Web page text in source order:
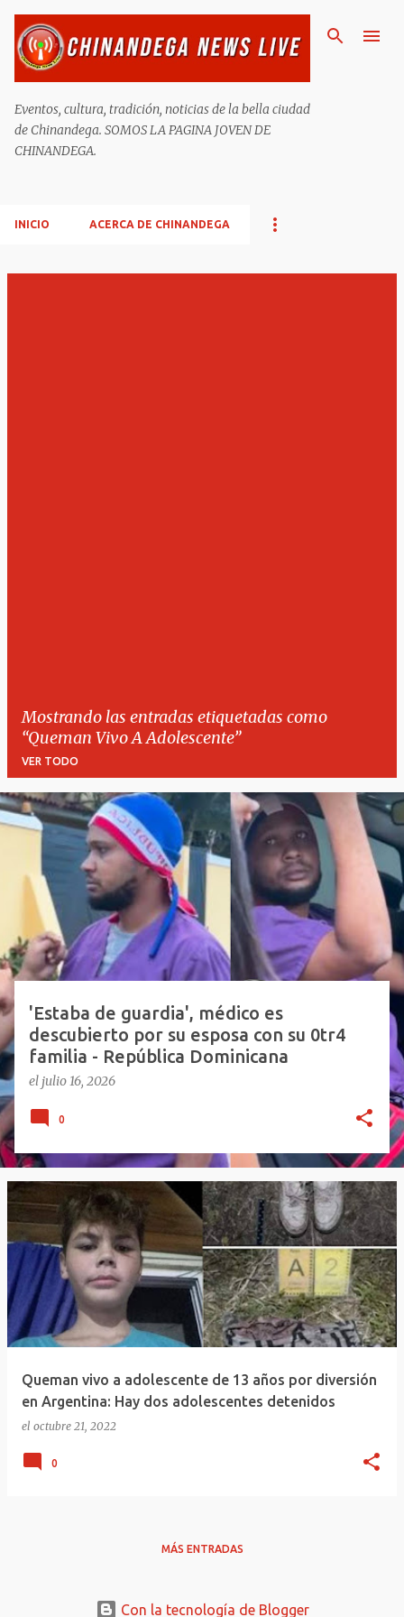
Eventos, cultura, tradición, noticias de la bella ciudad
de Chinandega. SOMOS LA PAGINA JOVEN DE
CHINANDEGA.
INICIO ACERCA DE CHINANDEGA
Mostrando las entradas etiquetadas como
Queman Vivo A Adolescente
VER TODO
E
d
a
s
'Estaba de guardia', médico es
descubierto por su esposa con su 0tr4
familia - República Dominicana
el julio 16, 2026
0
Queman vivo a adolescente de 13 años por diversión
en Argentina: Hay dos adolescentes detenidos
el octubre 21, 2022
0
MÁS ENTRADAS
Con la tecnología de Blogger